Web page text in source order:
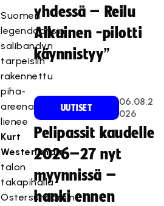
Suomen
legendaarisin
salibandyn
tarpeisiin
rakennettu
piha-
areena
lienee
Kurt
Westerlundin
talon
takapihalla
Östersundomin
yhdessä – Reilu
Aikuinen -pilotti
käynnistyy”
UUTISET
06.08.2
026
Pelipassit kaudelle
2026–27 nyt
myynnissä –
hanki ennen